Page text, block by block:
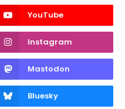
YouTube
Instagram
Mastodon
Bluesky